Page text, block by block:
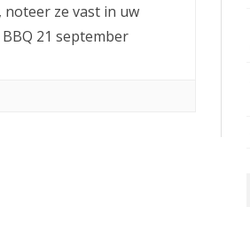
noteer ze vast in uw
21 september